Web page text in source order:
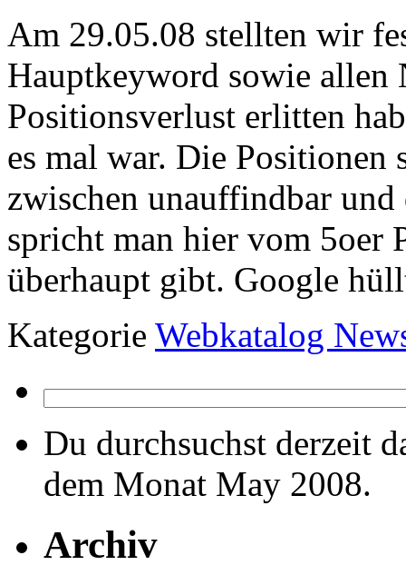
Am 29.05.08 stellten wir
Hauptkeyword sowie allen
Positionsverlust erlitten
es mal war. Die Positionen
zwischen unauffindbar
spricht man hier vom 5oer
überhaupt gibt. Google
Kategorie Webkatalog
Du durchsuchst derzeit
dem Monat May 2008.
Archiv